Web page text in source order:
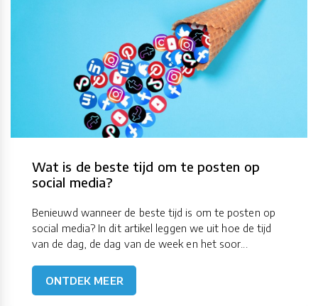
Wat is de beste tijd om te posten op
social media?
Benieuwd wanneer de beste tijd is om te posten op
social media? In dit artikel leggen we uit hoe de tijd
van de dag, de dag van de week en het soor...
ONTDEK MEER